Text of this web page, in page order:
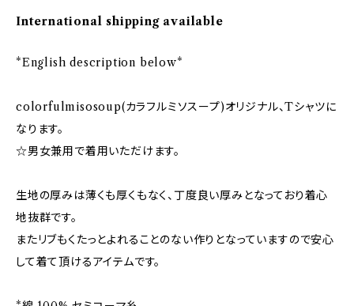
International shipping available
*English description below*
colorfulmisosoup(カラフルミソスープ)オリジナル、Tシャツに
なります。
☆男女兼用で着用いただけます。
生地の厚みは薄くも厚くもなく、丁度良い厚みとなっており着心
地抜群です。
またリブもくたっとよれることのない作りとなっていますので安心
して着て頂けるアイテムです。